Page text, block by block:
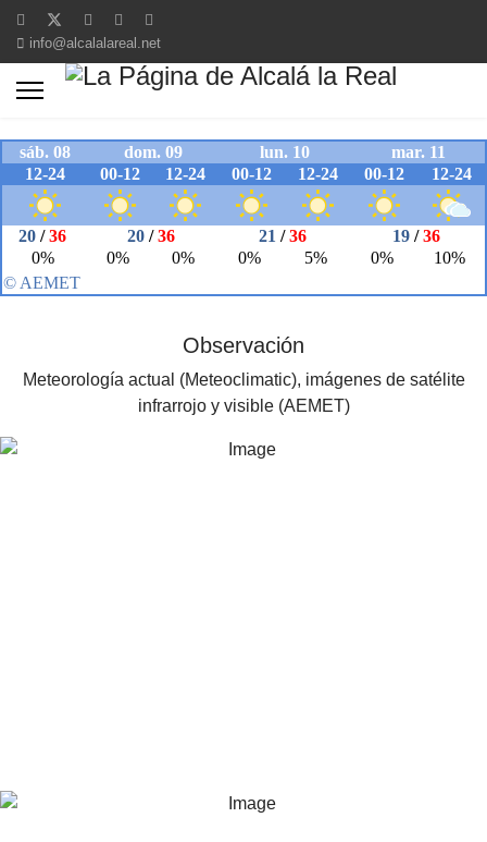
info@alcalalareal.net
Observación
Meteorología actual (Meteoclimatic), imágenes de satélite
infrarrojo y visible (AEMET)